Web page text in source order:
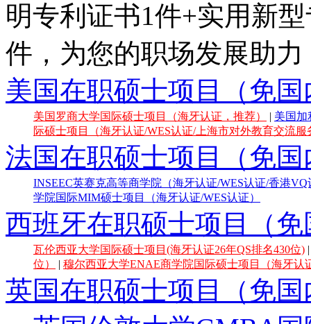
明专利证书1件+实用新
件，为您的职场发展助力
美国在职硕士项目（免
美国罗商大学国际硕士项目（海牙认证，推荐）
美国加
际硕士项目（海牙认证/WES认证/上海市对外教育交流
法国在职硕士项目（免
INSEEC英赛克高等商学院（海牙认证/WES认证/香港VQ
学院国际MIM硕士项目（海牙认证/WES认证）
西班牙在职硕士项目（
瓦伦西亚大学国际硕士项目(海牙认证26年QS排名430位)
位）
穆尔西亚大学ENAE商学院国际硕士项目（海牙认
英国在职硕士项目（免